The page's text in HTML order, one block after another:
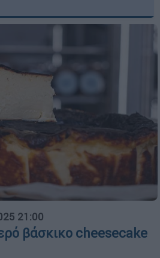
21:00
βάσκικο cheesecake